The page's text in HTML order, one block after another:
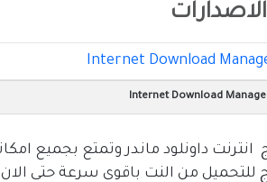
للتحميل من النت باقوى سرعة حتى الان